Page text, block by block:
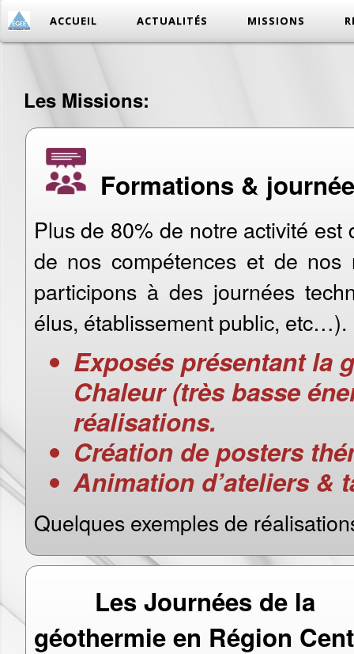
ACCUEIL ACTUALITÉS MISSIONS
Les Missions:
Formations &
Plus de 80% de notre activité
de nos compétences et de nos
participons à des journées
élus, établissement public, etc…).
Exposés présentant la
Chaleur (très basse
réalisations.
Création de posters
Animation d’ateliers &
Quelques exemples de
Les Journées de la
géothermie en Région